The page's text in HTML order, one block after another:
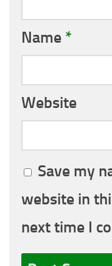
Name *
Website
Save my
website in
next time I